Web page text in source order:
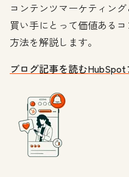
コンテンツマーケティン
買い手にとって価値ある
方法を解説します。
ブログ記事を読む